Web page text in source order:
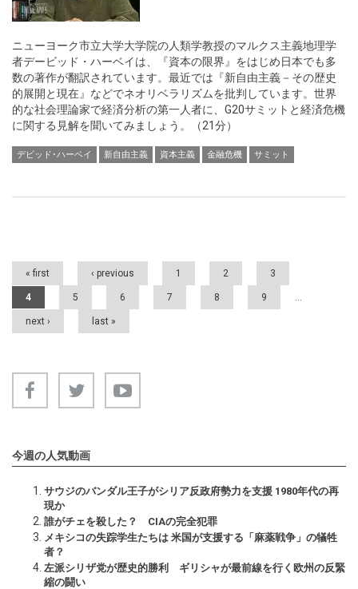
ニューヨーク市立大学大学院の人類学教授のマルクス主義地理学
者デービッド・ハーベイは、『資本の限界』をはじめ日本でも多
数の著作が翻訳されています。最近では『新自由主義－その歴史
的展開と現在』などでネオリベラリズムを批判しています。世界
的な社会理論家で経済分析の第一人者に、G20サミットと経済危機
に関する見解を聞いてみましょう。（21分）
デビッド･ハーベイ 新自由主義 資本主義 金融危機 サミット
Pages
« first ‹ previous 1 2 3
4 5 6 7 8 9 …
next › last »
今週の人気動画
サウジのバンダル王子がシリア反政府勢力を支援 1980年代の再
現か
誰がチェを殺した？ CIAの完全犯罪
メキシコの失踪学生たちは 米国が支援する「麻薬戦争」の犠牲
者？
左派シリザ党が歴史的勝利 ギリシャが最前線を行く欧州の反緊
縮の闘い